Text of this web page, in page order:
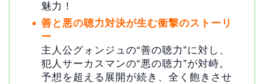
魅力！
善と悪の聴力対決が生む衝撃のストーリ
ー
主人公グォンジュの“善の聴力”に対し、
犯人サーカスマンの“悪の聴力”が対峙。
予想を超える展開が続き、全く飽きさせ